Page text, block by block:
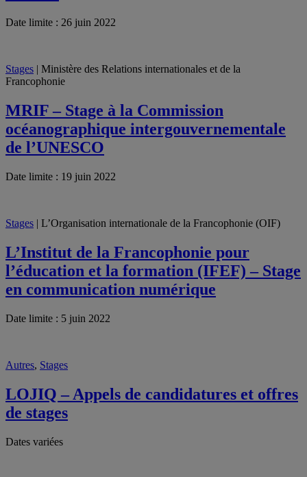
Date limite : 26 juin 2022
Stages | Ministère des Relations internationales et de la
Francophonie
MRIF – Stage à la Commission
océanographique intergouvernementale
de l’UNESCO
Date limite : 19 juin 2022
Stages | L’Organisation internationale de la Francophonie (OIF)
L’Institut de la Francophonie pour
l’éducation et la formation (IFEF) – Stage
en communication numérique
Date limite : 5 juin 2022
Autres, Stages
LOJIQ – Appels de candidatures et offres
de stages
Dates variées